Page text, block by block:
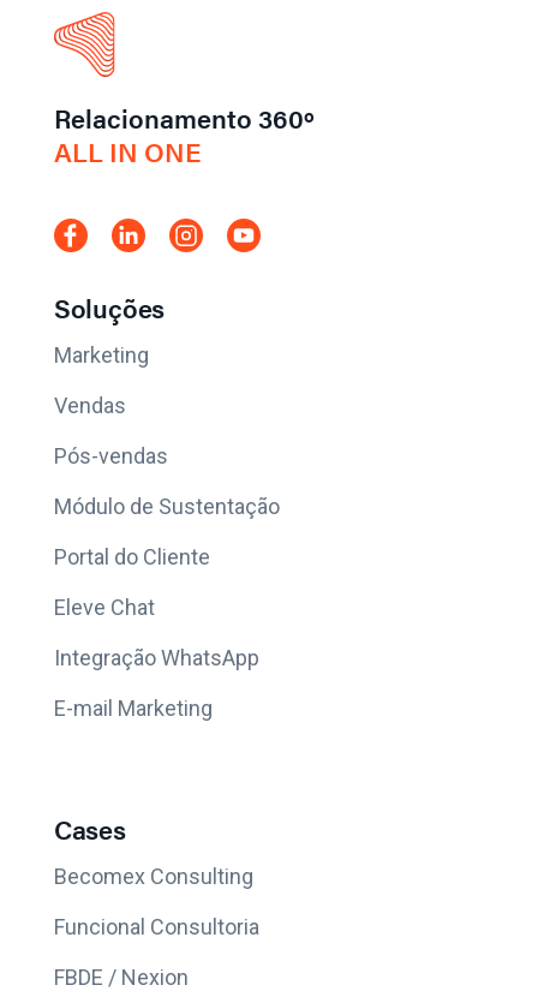
Relacionamento 360º
ALL IN ONE
Soluções
Marketing
Vendas
Pós-vendas
Módulo de Sustentação
Portal do Cliente
Eleve Chat
Integração WhatsApp
E-mail Marketing
Cases
Becomex Consulting
Funcional Consultoria
FBDE / Nexion